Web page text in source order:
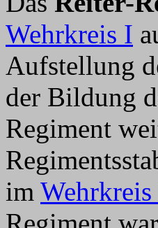
Wehrkreis I
Aufstellung
der Bildung
Regiment
im